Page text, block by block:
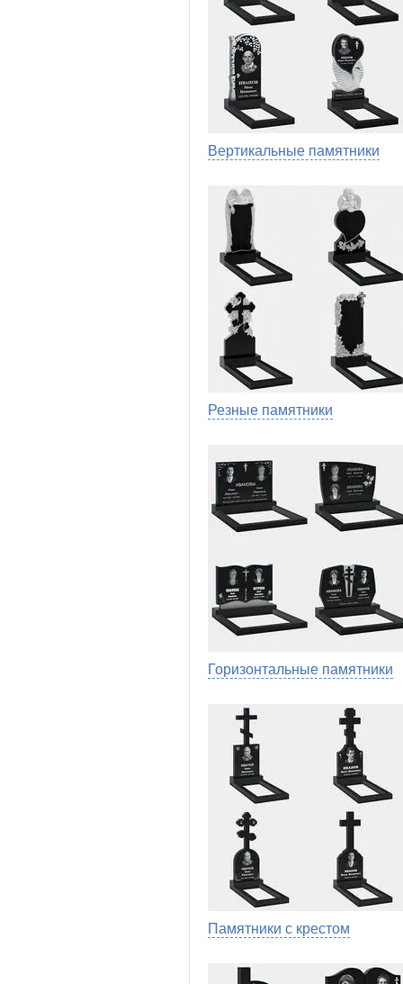
Вертикальные памятники
Резные памятники
Горизонтальные памятники
Памятники с крестом